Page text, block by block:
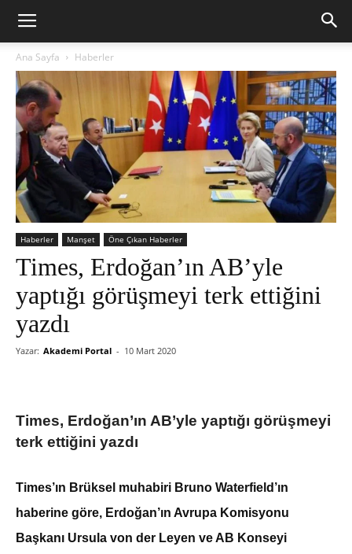
Ana Sayfa Haberler
Haberler Manşet Öne Çıkan Haberler
Times, Erdoğan’ın AB’yle
yaptığı görüşmeyi terk ettiğini
yazdı
Yazar: Akademi Portal - 10 Mart 2020
Times, Erdoğan’ın AB’yle yaptığı görüşmeyi
terk ettiğini yazdı
Times’ın Brüksel muhabiri Bruno Waterfield’ın
haberine göre, Erdoğan’ın Avrupa Komisyonu
Başkanı Ursula von der Leyen ve AB Konseyi